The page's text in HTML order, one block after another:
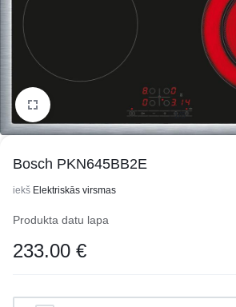
1/5
Bosch PKN645BB2E
iekš Elektriskās virsmas
Produkta datu lapa
233.00 €